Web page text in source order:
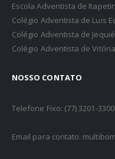
Escola Adventista de
Colégio Adventista de Luis
Colégio Adventista de Jequié
Colégio Adventista de
NOSSO CONTATO
Telefone Fixo: (77) 3201-3300
Email para contato: